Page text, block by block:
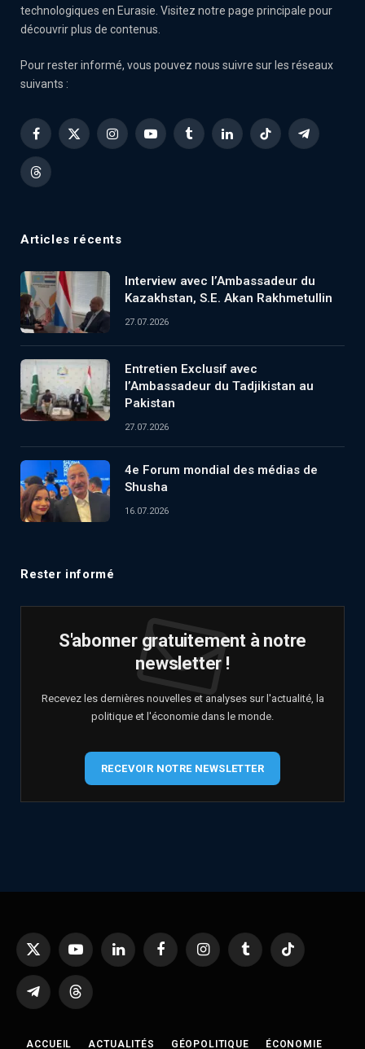
technologiques en Eurasie. Visitez notre page principale pour
découvrir plus de contenus.
Pour rester informé, vous pouvez nous suivre sur les réseaux
suivants :
Facebook
X
InstagramYouTubeTumblrLinkedInTikTok Telegram
Threads
Articles récents
Interview avec l’Ambassadeur du
Kazakhstan, S.E. Akan Rakhmetullin
27.07.2026
Entretien Exclusif avec
l’Ambassadeur du Tadjikistan au
Pakistan
27.07.2026
4e Forum mondial des médias de
Shusha
16.07.2026
Rester informé
S'abonner gratuitement à notre
newsletter !
Recevez les dernières nouvelles et analyses sur l'actualité, la
politique et l'économie dans le monde.
RECEVOIR NOTRE NEWSLETTER
X
YouTubeLinkedIn FacebookInstagramTumblr TikTok
TelegramThreads
ACCUEIL ACTUALITÉS GÉOPOLITIQUE ÉCONOMIE